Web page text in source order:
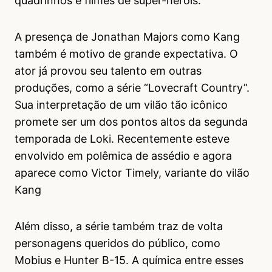
A presença de Jonathan Majors como Kang
também é motivo de grande expectativa. O
ator já provou seu talento em outras
produções, como a série “Lovecraft Country”.
Sua interpretação de um vilão tão icônico
promete ser um dos pontos altos da segunda
temporada de Loki. Recentemente esteve
envolvido em polêmica de assédio e agora
aparece como Victor Timely, variante do vilão
Kang
Além disso, a série também traz de volta
personagens queridos do público, como
Mobius e Hunter B-15. A química entre esses